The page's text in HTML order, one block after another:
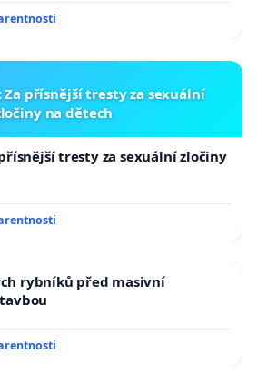
přísnější tresty za sexuální
na dětech
tresty za sexuální zločiny
rybníků před masivní